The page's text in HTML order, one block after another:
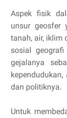
Aspek fisik
unsur geosfer
tanah, air, iklim
sosial
gejalanya
dan politiknya.
Untuk